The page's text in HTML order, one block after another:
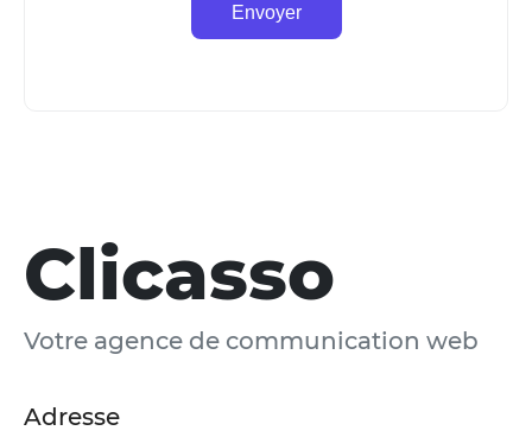
Envoyer
Clicasso
Votre agence de communication web
Adresse